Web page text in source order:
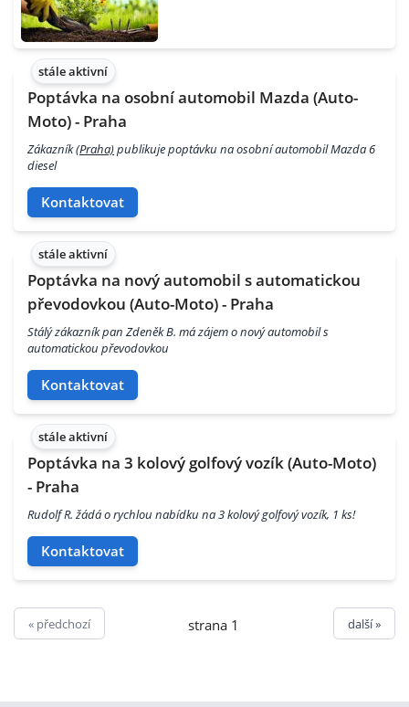
stále aktivní
Poptávka na osobní automobil Mazda (Auto-
Moto) - Praha
Zákazník(Praha)publikuje poptávku na osobní automobil Mazda 6
diesel
Kontaktovat
stále aktivní
Poptávka na nový automobil s automatickou
převodovkou (Auto-Moto) - Praha
Stálý zákazník pan Zdeněk B. má zájem o nový automobil s
automatickou převodovkou
Kontaktovat
stále aktivní
Poptávka na 3 kolový golfový vozík (Auto-Moto)
- Praha
Rudolf R. žádá o rychlou nabídku na 3 kolový golfový vozík, 1 ks!
Kontaktovat
« předchozí strana 1 další »